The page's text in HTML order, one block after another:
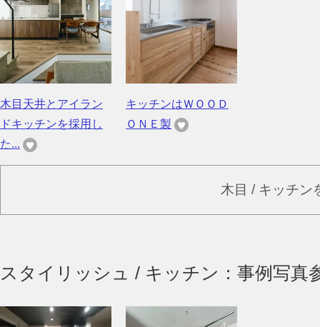
木目天井とアイラン
ドキッチンを採用し
た...
キッチンはＷＯＯＤ
ＯＮＥ製
木目 / キッチン
スタイリッシュ / キッチン：事例写真